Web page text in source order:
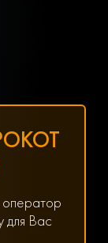
или из
Skoda Karoq
онлайн-
Наш
в
Менеджер
с
для Вас